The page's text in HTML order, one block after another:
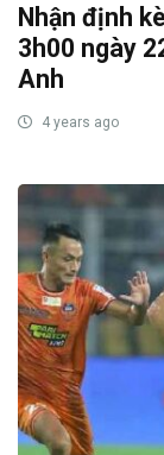
Nhận định
3h00 ngày
Anh
4 years ago